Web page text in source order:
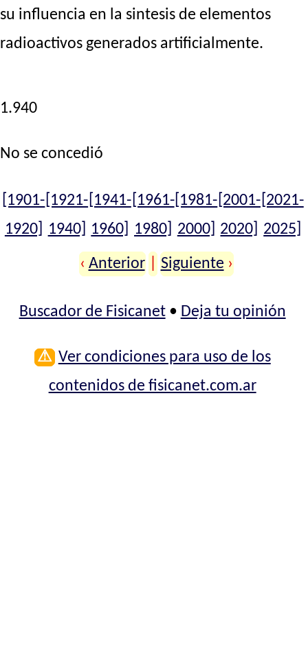
su influencia en la sintesis de elementos
radioactivos generados artificialmente.
1.940
No se concedió
[1901-
1920]
[1921-
1940]
[1941-
1960]
[1961-
1980]
[1981-
2000]
[2001-
2020]
[2021-
2025]
‹ Anterior Siguiente ›
Buscador de Fisicanet• Deja tu opinión
⚠ Ver condiciones para uso de los
contenidos de fisicanet.com.ar